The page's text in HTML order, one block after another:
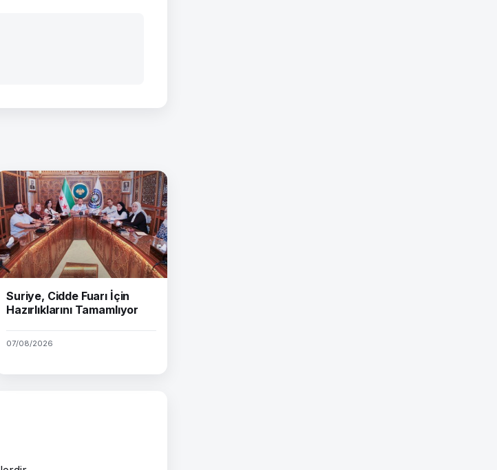
Suriye, Cidde Fuarı İçin
Hazırlıklarını Tamamlıyor
07/08/2026